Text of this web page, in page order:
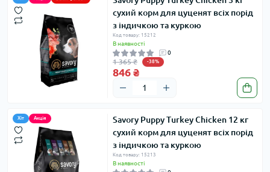
сухий корм для цуценят всіх порід
з індичкою та куркою
Код товару: 15212
В наявності
0
1 365 ₴ -38%
846 ₴
Хіт Акція
Savory Puppy Turkey Chicken 12 кг
сухий корм для цуценят всіх порід
з індичкою та куркою
Код товару: 15213
В наявності